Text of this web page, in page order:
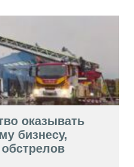
оказывать
бизнесу,